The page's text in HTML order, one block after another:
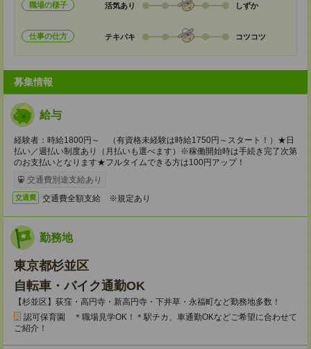
職場の様子 活気あり しずか
仕事の仕方 テキパキ コツコツ
募集情報
給与
経験者：時給1800円～ （有資格未経験は時給1750円～スタート！）★日
払い／週払い制度あり（月払いも選べます）※稼働開始時は手続き完了次第
のお支払いとなります★フルタイムできる方は100円アップ！
交通費別途支給あり
交通費 交通費全額支給 ※規定あり
勤務地
東京都杉並区
自転車・バイク通勤OK
【杉並区】荻窪・高円寺・新高円寺・下井草・永福町など勤務地多数！
認可保育園 ＊職場見学OK！＊駅チカ、車通勤OKなどご希望に合わせて
ご紹介！